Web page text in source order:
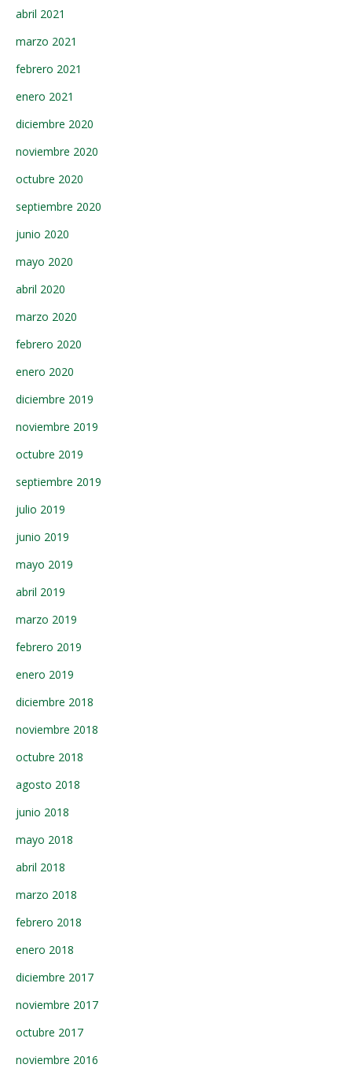
abril 2021
marzo 2021
febrero 2021
enero 2021
diciembre 2020
noviembre 2020
octubre 2020
septiembre 2020
junio 2020
mayo 2020
abril 2020
marzo 2020
febrero 2020
enero 2020
diciembre 2019
noviembre 2019
octubre 2019
septiembre 2019
julio 2019
junio 2019
mayo 2019
abril 2019
marzo 2019
febrero 2019
enero 2019
diciembre 2018
noviembre 2018
octubre 2018
agosto 2018
junio 2018
mayo 2018
abril 2018
marzo 2018
febrero 2018
enero 2018
diciembre 2017
noviembre 2017
octubre 2017
noviembre 2016